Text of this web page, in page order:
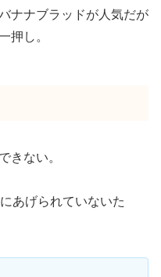
ナナブラッドが人気だが
押し。
きない。
あげられていないた